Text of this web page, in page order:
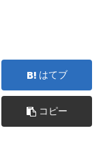
はてブ
コピー